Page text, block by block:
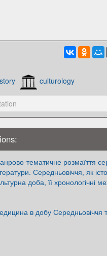
culturology
тематичне розмаїття
Середньовіччя, як
доба, її хронологічні
в добу Середньовіччя